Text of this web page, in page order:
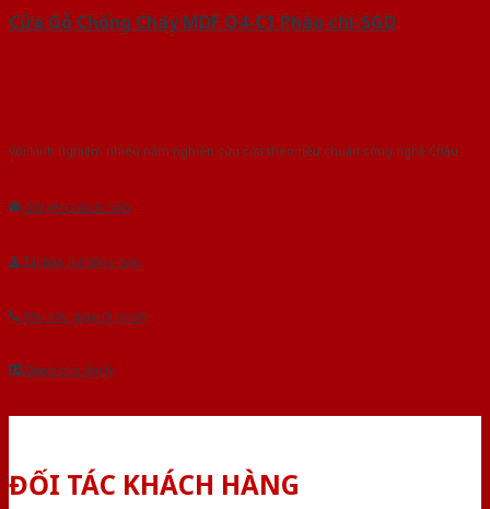
Cửa Gỗ Chống Cháy MDF O4-C1 Phào chi-SGD
Với kinh nghiệm nhiêu năm nghiên cứu cửa theo tiêu chuẩn công nghệ Châu
Gửi yêu cầu tư vấn
Tải báo giá tổng hợp
Yêu cầu gọi lại (3 phút)
Dành cho đại lý
ĐỐI TÁC KHÁCH HÀNG